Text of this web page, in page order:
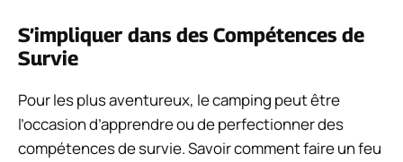
S’impliquer dans des Compétences de
Survie
Pour les plus aventureux, le camping peut être
l’occasion d’apprendre ou de perfectionner des
compétences de survie. Savoir comment faire un feu